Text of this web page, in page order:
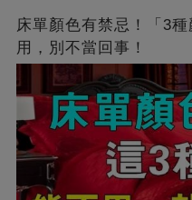
床單顏色有禁忌！「3
用，別不當回事！